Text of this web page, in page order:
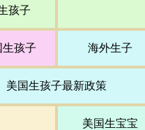
孩子
孩子 海外生子
美国生孩子最新政策
美国生宝宝